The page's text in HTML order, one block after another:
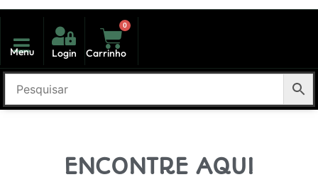
Menu Login
0
Carrinho
ENCONTRE AQUI